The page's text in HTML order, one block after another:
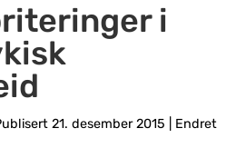
i
21. desember 2015
Endret